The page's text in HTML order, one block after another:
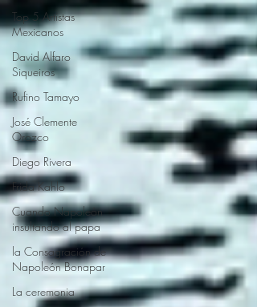
Top 5 Artistas
Mexicanos
David Alfaro
Siqueiros
Rufino Tamayo
José Clemente
Orozco
Diego Rivera
Frida Kahlo
Cuando Napoleón
insultando al papa
la Consagración de
Napoleón Bonapar
La ceremonia